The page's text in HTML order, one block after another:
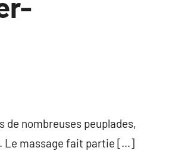
nombreuses peuplades,
Le massage fait partie […]